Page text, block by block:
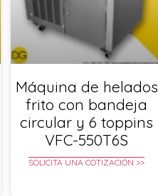
Máquina de helados
frito con bandeja
circular y 6 toppins
VFC-550T6S
SOLICITA UNA COTIZACIÓN >>